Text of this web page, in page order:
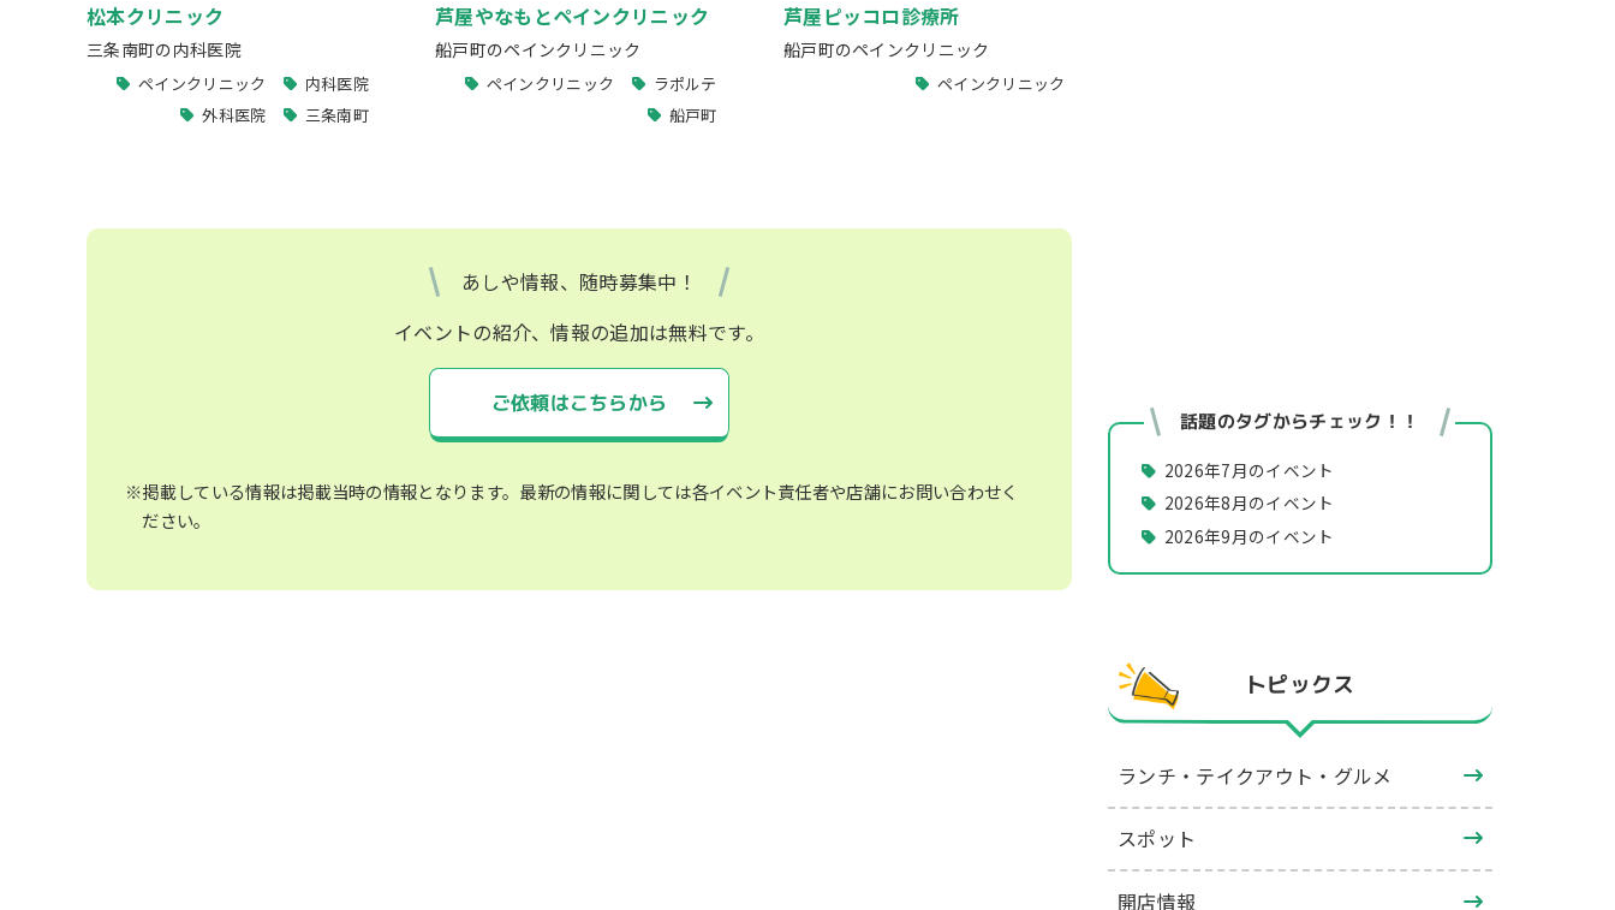
松本クリニック
三条南町の内科医院
ペインクリニック
内科医院
外科医院
三条南町
芦屋やなもとペインクリニック
船戸町のペインクリニック
ペインクリニック
ラポルテ
船戸町
芦屋ピッコロ診療所
船戸町のペインクリニック
ペインクリニック
あしや情報、随時募集中！
イベントの紹介、情報の追加は無料です。
ご依頼はこちらから
※掲載している情報は掲載当時の情報となります。最新の情報に関しては各イベント責任者や店舗にお問い合わせく
ださい。
話題のタグからチェック！！
2026年7月のイベント
2026年8月のイベント
2026年9月のイベント
トピックス
ランチ・テイクアウト・グルメ
スポット
開店情報